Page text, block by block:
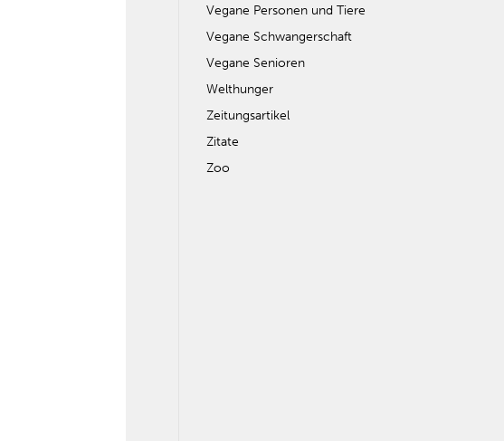
Vegane Personen und Tiere
Vegane Schwangerschaft
Vegane Senioren
Welthunger
Zeitungsartikel
Zitate
Zoo